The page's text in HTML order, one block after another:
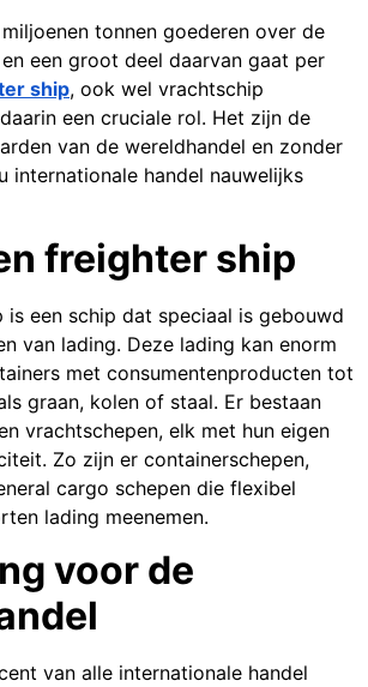
tonnen goederen over de
een groot deel daarvan gaat per
ship, ook wel vrachtschip
een cruciale rol. Het zijn de
van de wereldhandel en zonder
internationale handel nauwelijks
freighter ship
is een schip dat speciaal is gebouwd
van lading. Deze lading kan enorm
met consumentenproducten tot
graan, kolen of staal. Er bestaan
vrachtschepen, elk met hun eigen
Zo zijn er containerschepen,
cargo schepen die flexibel
lading meenemen.
voor de
van alle internationale handel